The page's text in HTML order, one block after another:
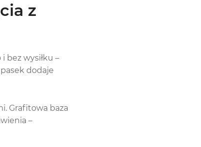
z
i bez wysiłku –
dodaje
Grafitowa baza
–